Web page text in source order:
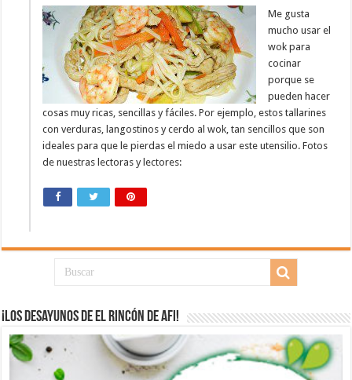
Me gusta
mucho usar el
wok para
cocinar
porque se
pueden hacer
cosas muy ricas, sencillas y fáciles. Por ejemplo, estos tallarines
con verduras, langostinos y cerdo al wok, tan sencillos que son
ideales para que le pierdas el miedo a usar este utensilio. Fotos
de nuestras lectoras y lectores:
¡Los desayunos de El Rincón de Afi!